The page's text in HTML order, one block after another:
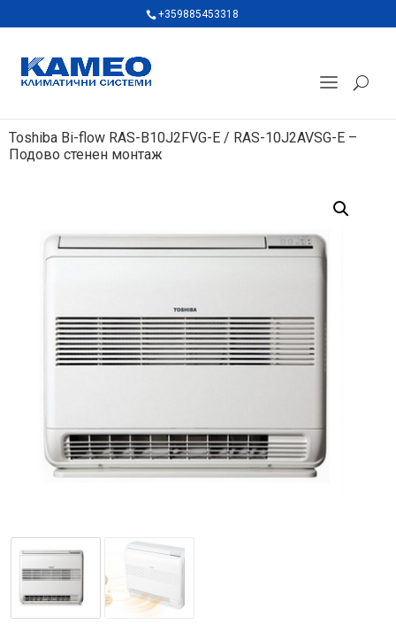
+359885453318
Toshiba Bi-flow RAS-B10J2FVG-E / RAS-10J2AVSG-E –
Подово стенен монтаж